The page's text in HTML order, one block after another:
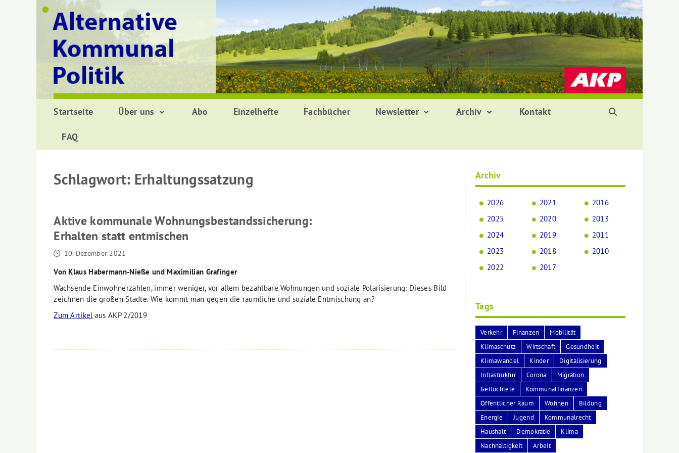
Zurück
zum
Inhalt
Startseite Über uns Abo Einzelhefte Fachbücher Newsletter Archiv Kontakt
FAQ
Schlagwort: Erhaltungssatzung
Aktive kommunale Wohnungsbestandssicherung:
Erhalten statt entmischen
10. Dezember 2021
Von Klaus Habermann-Nieße und Maximilian Grafinger
Wachsende Einwohnerzahlen, immer weniger, vor allem bezahlbare Wohnungen und soziale Polarisierung: Dieses Bild
zeichnen die großen Städte. Wie kommt man gegen die räumliche und soziale Entmischung an?
Zum Artikelaus AKP 2/2019
Archiv
2026
2025
2024
2023
2022
2021
2020
2019
2018
2017
2016
2013
2011
2010
Tags
Verkehr Finanzen
Mobilität
Klimaschutz
Wirtschaft
Gesundheit
Klimawandel
Kinder
Digitalisierung
Infrastruktur
Corona
Migration
Geflüchtete
Kommunalfinanzen
Öffentlicher Raum
Wohnen
Bildung
Energie
Jugend
Kommunalrecht
Haushalt
Demokratie
Klima
Nachhaltigkeit
Arbeit